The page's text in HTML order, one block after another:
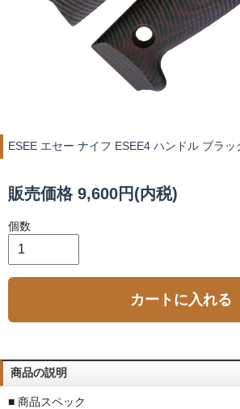
ESEE エセー ナイフ ESEE4 ハンドル ブラッ
販売価格 9,600円(内税)
個数
カートに入れる
商品の説明
■ 商品スペック